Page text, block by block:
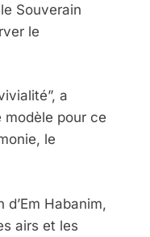
Souverain
le
a
modèle pour ce
le
d’Em Habanim,
airs et les
Contre